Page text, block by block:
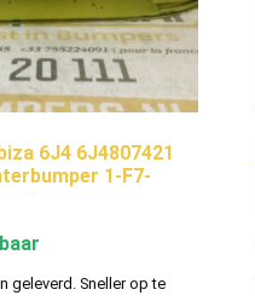
6J4 6J4807421
1-F7-
geleverd. Sneller op te